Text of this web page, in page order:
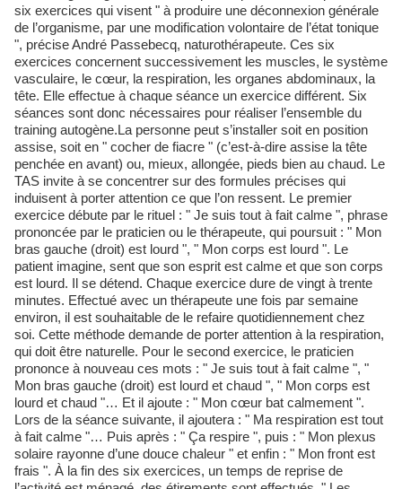
six exercices qui visent " à produire une déconnexion générale
de l’organisme, par une modification volontaire de l’état tonique
", précise André Passebecq, naturothérapeute. Ces six
exercices concernent successivement les muscles, le système
vasculaire, le cœur, la respiration, les organes abdominaux, la
tête. Elle effectue à chaque séance un exercice différent. Six
séances sont donc nécessaires pour réaliser l’ensemble du
training autogène.La personne peut s’installer soit en position
assise, soit en " cocher de fiacre " (c’est-à-dire assise la tête
penchée en avant) ou, mieux, allongée, pieds bien au chaud. Le
TAS invite à se concentrer sur des formules précises qui
induisent à porter attention ce que l’on ressent. Le premier
exercice débute par le rituel : " Je suis tout à fait calme ", phrase
prononcée par le praticien ou le thérapeute, qui poursuit : " Mon
bras gauche (droit) est lourd ", " Mon corps est lourd ". Le
patient imagine, sent que son esprit est calme et que son corps
est lourd. Il se détend. Chaque exercice dure de vingt à trente
minutes. Effectué avec un thérapeute une fois par semaine
environ, il est souhaitable de le refaire quotidiennement chez
soi. Cette méthode demande de porter attention à la respiration,
qui doit être naturelle. Pour le second exercice, le praticien
prononce à nouveau ces mots : " Je suis tout à fait calme ", "
Mon bras gauche (droit) est lourd et chaud ", " Mon corps est
lourd et chaud "… Et il ajoute : " Mon cœur bat calmement ".
Lors de la séance suivante, il ajoutera : " Ma respiration est tout
à fait calme "… Puis après : " Ça respire ", puis : " Mon plexus
solaire rayonne d’une douce chaleur " et enfin : " Mon front est
frais ". À la fin des six exercices, un temps de reprise de